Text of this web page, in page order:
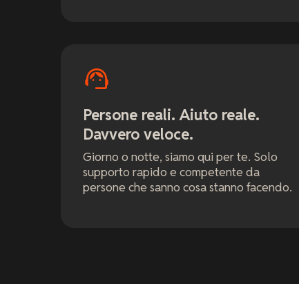
Persone reali. Aiuto reale.
Davvero veloce.
Giorno o notte, siamo qui per te. Solo
supporto rapido e competente da
persone che sanno cosa stanno facendo.